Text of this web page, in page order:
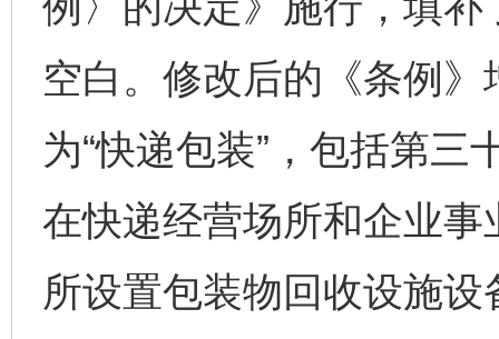
空白。修改后的《条例
为“快递包装”，包括第
在快递经营场所和企业
所设置包装物回收设施